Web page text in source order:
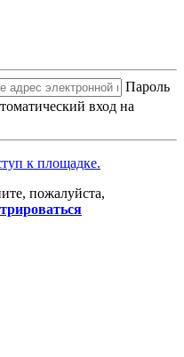
Пароль
вход на
к площадке.
пожалуйста,